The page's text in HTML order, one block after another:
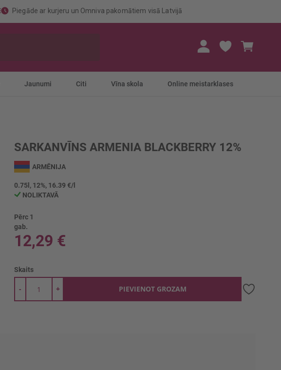
Piegāde ar kurjeru un Omniva pakomātiem visā Latvijā
Jaunumi Citi Vīna skola Online meistarklases
SARKANVĪNS ARMENIA BLACKBERRY 12%
ARMĒNIJA
0.75l, 12%, 16.39 €/l
NOLIKTAVĀ
Pērc 1
gab.
12,29 €
Skaits
+
- PIEVIENOT GROZAM